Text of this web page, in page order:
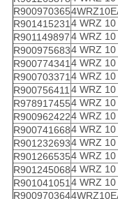
R900970365
R901415231 4 WRZ 10
R9011498974 WRZ 10
R9009756834 WRZ 10
R900774341 4 WRZ 10
R900703371 4 WRZ 10
R900756411 4 WRZ 10
R9789174554 WRZ 10
R9009624224 WRZ 10
R9007416684 WRZ 10
R9012326934 WRZ
R9012665354 WRZ
R9012450684 WRZ 10
R901041051 4 WRZ 10
R900970364